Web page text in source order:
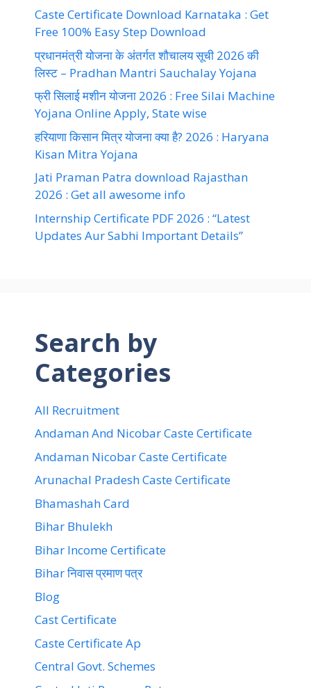
Caste Certificate Download Karnataka : Get
Free 100% Easy Step Download
प्रधानमंत्री योजना के अंतर्गत शौचालय सूची 2026 की
लिस्ट – Pradhan Mantri Sauchalay Yojana
फ्री सिलाई मशीन योजना 2026 : Free Silai Machine
Yojana Online Apply, State wise
हरियाणा किसान मित्र योजना क्या है? 2026 : Haryana
Kisan Mitra Yojana
Jati Praman Patra download Rajasthan
2026 : Get all awesome info
Internship Certificate PDF 2026 : “Latest
Updates Aur Sabhi Important Details”
Search by
Categories
All Recruitment
Andaman And Nicobar Caste Certificate
Andaman Nicobar Caste Certificate
Arunachal Pradesh Caste Certificate
Bhamashah Card
Bihar Bhulekh
Bihar Income Certificate
Bihar निवास प्रमाण पत्र
Blog
Cast Certificate
Caste Certificate Ap
Central Govt. Schemes